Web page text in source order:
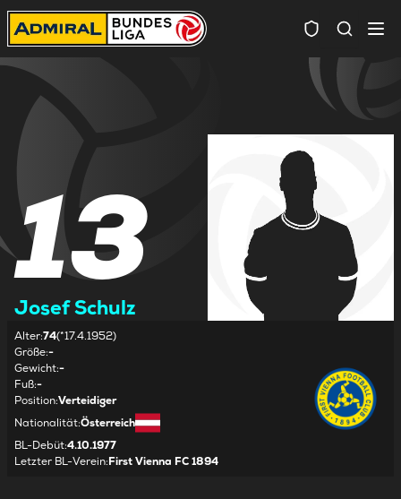
13
Josef Schulz
Alter:74(*17.4.1952)
Größe:-
Gewicht:-
Fuß:-
Position:Verteidiger
Nationalität:Österreich
BL-Debüt:4.10.1977
Letzter BL-Verein:First Vienna FC 1894